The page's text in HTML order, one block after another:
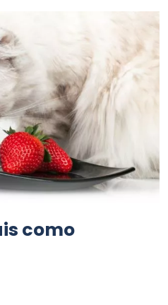
como